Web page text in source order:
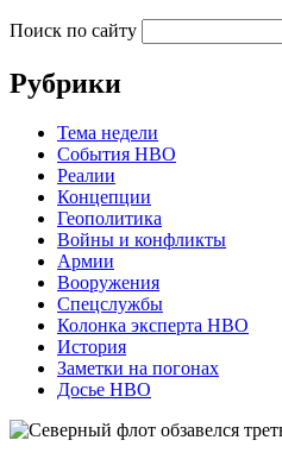
Поиск по сайту
Рубрики
Тема недели
События НВО
Реалии
Концепции
Геополитика
Войны и конфликты
Армии
Вооружения
Спецслужбы
Колонка эксперта НВО
История
Заметки на погонах
Досье НВО